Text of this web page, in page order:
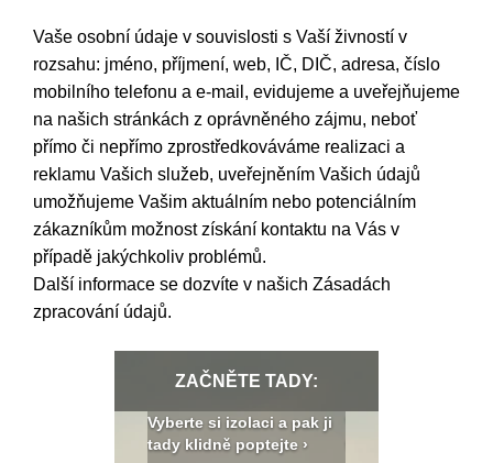
Vaše osobní údaje v souvislosti s Vaší živností v
rozsahu: jméno, příjmení, web, IČ, DIČ, adresa, číslo
mobilního telefonu a e-mail, evidujeme a uveřejňujeme
na našich stránkách z oprávněného zájmu, neboť
přímo či nepřímo zprostředkováváme realizaci a
reklamu Vašich služeb, uveřejněním Vašich údajů
umožňujeme Vašim aktuálním nebo potenciálním
zákazníkům možnost získání kontaktu na Vás v
případě jakýchkoliv problémů.
Další informace se dozvíte v našich Zásadách
zpracování údajů.
ZAČNĚTE TADY:
Vyberte si izolaci a pak ji
tady klidně poptejte ›